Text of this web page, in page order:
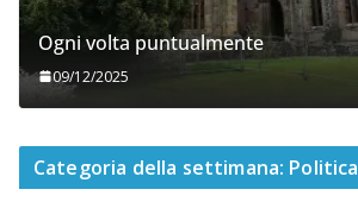
Ogni volta puntualmente
09/12/2025
Categoria della settimana: Politica